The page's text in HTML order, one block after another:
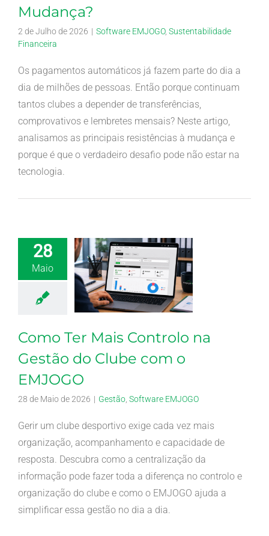
Mudança?
2 de Julho de 2026 | Software EMJOGO, Sustentabilidade
Financeira
Os pagamentos automáticos já fazem parte do dia a
dia de milhões de pessoas. Então porque continuam
tantos clubes a depender de transferências,
comprovativos e lembretes mensais? Neste artigo,
analisamos as principais resistências à mudança e
porque é que o verdadeiro desafio pode não estar na
tecnologia.
28
Maio
Como Ter Mais Controlo na
Gestão do Clube com o
EMJOGO
28 de Maio de 2026 | Gestão Software EMJOGO
Gerir um clube desportivo exige cada vez mais
organização, acompanhamento e capacidade de
resposta. Descubra como a centralização da
informação pode fazer toda a diferença no controlo e
organização do clube e como o EMJOGO ajuda a
simplificar essa gestão no dia a dia.